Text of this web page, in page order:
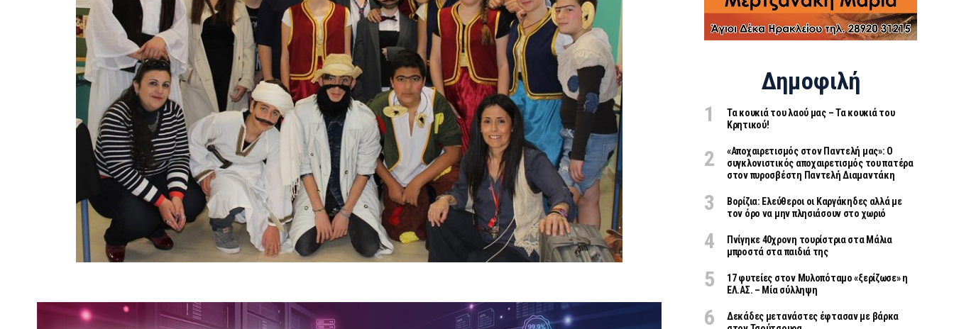
Δημοφιλή
Τα κουκιά του λαού μας – Τα κουκιά του
Κρητικού!
«Aποχαιρετισμός στον Παντελή μας»: Ο
συγκλονιστικός αποχαιρετισμός του πατέρα
στον πυροσβέστη Παντελή Διαμαντάκη
Βορίζια: Ελεύθεροι οι Καργάκηδες αλλά με
τον όρο να μην πλησιάσουν στο χωριό
Πνίγηκε 40χρονη τουρίστρια στα Μάλια
μπροστά στα παιδιά της
17 φυτείες στον Μυλοπόταμο «ξερίζωσε» η
ΕΛ.ΑΣ. – Μία σύλληψη
Δεκάδες μετανάστες έφτασαν με βάρκα